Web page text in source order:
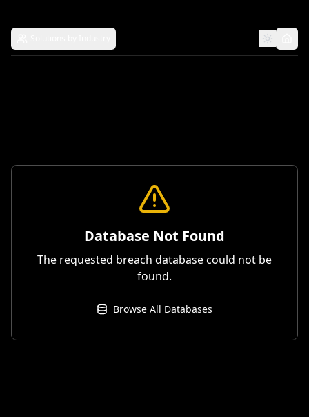
Database Not Found
The requested breach database could not be
found.
Browse All Databases